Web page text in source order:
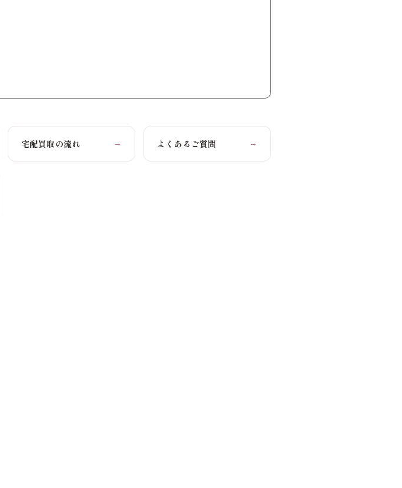
宅配買取の流れ → よくあるご質問 →